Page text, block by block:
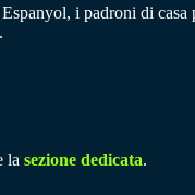
i padroni di
la sezione dedicata.